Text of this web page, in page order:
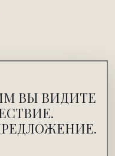
ВЫ ВИДИТЕ